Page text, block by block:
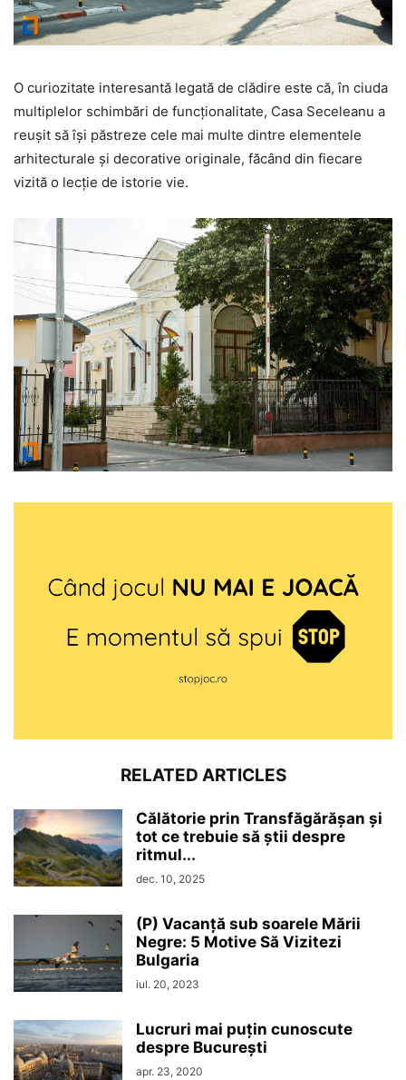
O curiozitate interesantă legată de clădire este că, în ciuda
multiplelor schimbări de funcționalitate, Casa Seceleanu a
reușit să își păstreze cele mai multe dintre elementele
arhitecturale și decorative originale, făcând din fiecare
vizită o lecție de istorie vie.
RELATED ARTICLES
Călătorie prin Transfăgărășan și
tot ce trebuie să știi despre
ritmul...
dec. 10, 2025
(P) Vacanță sub soarele Mării
Negre: 5 Motive Să Vizitezi
Bulgaria
iul. 20, 2023
Lucruri mai puțin cunoscute
despre București
apr. 23, 2020